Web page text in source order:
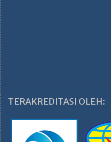
TERAKREDITASI OLEH: